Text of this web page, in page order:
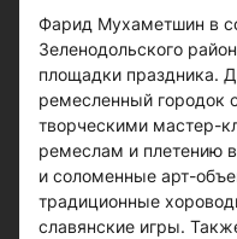
Фарид Мухаметшин в
Зеленодольского
площадки праздника.
ремесленный городок
творческими мастер-
ремеслам и плетению
и соломенные арт-
традиционные
славянские игры.